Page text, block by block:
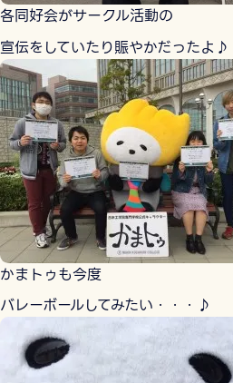
各同好会がサークル活動の
宣伝をしていたり賑やかだったよ♪
かまトゥも今度
バレーボールしてみたい・・・♪